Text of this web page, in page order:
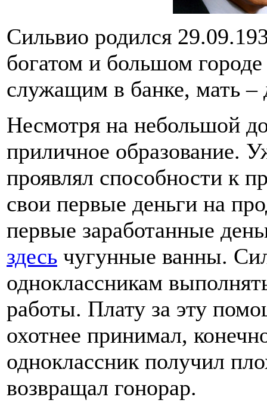
Сильвио родился
богатом и большом
служащим в банке, мать –
Несмотря на небольшой
приличное образование.
проявлял способности к
свои первые деньги на
первые заработанные
здесь чугунные ванны.
одноклассникам
работы. Плату за эту
охотнее принимал,
одноклассник получил
возвращал гонорар.